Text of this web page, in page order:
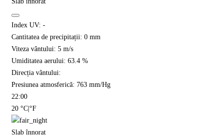
Index UV: -
Cantitatea de precipitații: 0 mm
Viteza vântului: 5 m/s
Umiditatea aerului: 63.4 %
Direcția vântului:
Presiunea atmosferică: 763 mm/Hg
22:00
20 °C|°F
Slab înnorat